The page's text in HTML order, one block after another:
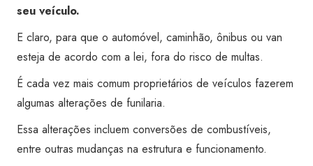
seu veículo.
E claro, para que o automóvel, caminhão, ônibus ou van
esteja de acordo com a lei, fora do risco de multas.
É cada vez mais comum proprietários de veículos fazerem
algumas alterações de funilaria.
Essa alterações incluem conversões de combustíveis,
entre outras mudanças na estrutura e funcionamento.